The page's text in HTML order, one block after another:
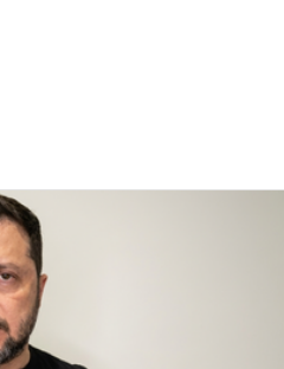
ощутимой в России":
новых ударов по
и атаках на объекты
и области остались без